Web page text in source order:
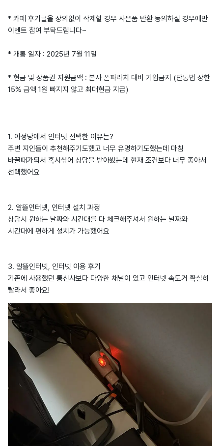
* 카페 후기글을 상의없이 삭제할 경우 사은품 반환 동의하실 경우에만
이벤트 참여 부탁드립니다~
* 개통 일자 : 2025년 7월 11일
* 현금 및 상품권 지원금액 : 본사 폰파라치 대비 기입금지 (단통법 상한
15% 금액 1원 빠지지 않고 최대현금 지급)
1. 아정당에서 인터넷 선택한 이유는?
주변 지인들이 추천해주기도했고 너무 유명하기도했는데 마침
바꿀때가되서 혹시싶어 상담을 받아봤는데 현재 조건보다 너무 좋아서
선택했어요
2. 알뜰인터넷, 인터넷 설치 과정
상담시 원하는 날짜와 시간대를 다 체크해주셔서 원하는 널짜와
시간대에 편하게 설치가 가능했어요
3. 알뜰인터넷, 인터넷 이용 후기
기존에 사용했던 통신사보다 다양한 채널이 있고 인터넷 속도거 확실히
빨라서 좋아요!